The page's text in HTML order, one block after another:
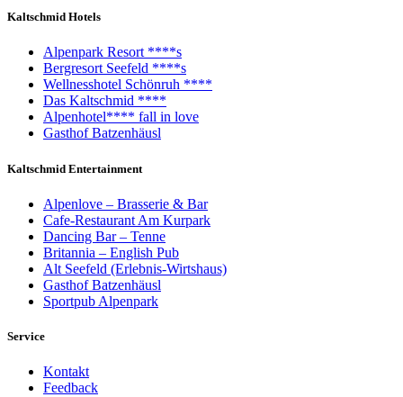
Kaltschmid Hotels
Alpenpark Resort ****s
Bergresort Seefeld ****s
Wellnesshotel Schönruh ****
Das Kaltschmid ****
Alpenhotel**** fall in love
Gasthof Batzenhäusl
Kaltschmid Entertainment
Alpenlove – Brasserie & Bar
Cafe-Restaurant Am Kurpark
Dancing Bar – Tenne
Britannia – English Pub
Alt Seefeld (Erlebnis-Wirtshaus)
Gasthof Batzenhäusl
Sportpub Alpenpark
Service
Kontakt
Feedback